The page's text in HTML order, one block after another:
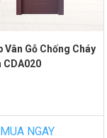
Vân Gỗ Chống Cháy
CDA020
MUA NGAY